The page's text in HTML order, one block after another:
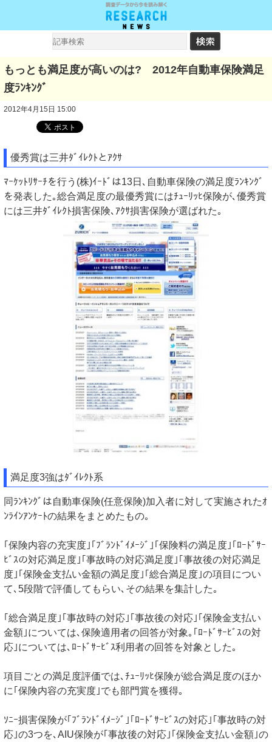
もっとも満足度が高いのは? 2012年自動車保険満足
度ﾗﾝｷﾝｸﾞ
2012年4月15日 15:00
優秀賞は三井ﾀﾞｲﾚｸﾄとｱｸｻ
ﾏｰｹｯﾄﾘｻｰﾁを行う(株)ｲｰﾄﾞは13日､自動車保険の満足度ﾗﾝｷﾝｸﾞ
を発表した｡総合満足度の最優秀賞にはﾁｭｰﾘｯﾋ保険が､優秀賞
には三井ﾀﾞｲﾚｸﾄ損害保険､ｱｸｻ損害保険が選ばれた｡
満足度3強はﾀﾞｲﾚｸﾄ系
同ﾗﾝｷﾝｸﾞは自動車保険(任意保険)加入者に対して実施されたｵ
ﾝﾗｲﾝｱﾝｹｰﾄの結果をまとめたもの｡
｢保険内容の充実度｣｢ﾌﾞﾗﾝﾄﾞｲﾒｰｼﾞ｣｢保険料の満足度｣｢ﾛｰﾄﾞｻｰ
ﾋﾞｽの対応満足度｣｢事故時の対応満足度｣｢事故後の対応満足
度｣｢保険金支払い金額の満足度｣｢総合満足度｣の項目につい
て､5段階で評価してもらい､その結果を集計した｡
｢総合満足度｣｢事故時の対応｣｢事故後の対応｣｢保険金支払い
金額｣については､保険適用者の回答が対象｡｢ﾛｰﾄﾞｻｰﾋﾞｽの対
応｣については､ﾛｰﾄﾞｻｰﾋﾞｽ利用者の回答を対象とした｡
項目ごとの満足度評価では､ﾁｭｰﾘｯﾋ保険が総合満足度のほか
に｢保険内容の充実度｣でも部門賞を獲得｡
ｿﾆｰ損害保険が｢ﾌﾞﾗﾝﾄﾞｲﾒｰｼﾞ｣｢ﾛｰﾄﾞｻｰﾋﾞｽの対応｣｢事故時の対
応｣の3つを､AIU保険が｢事故後の対応｣｢保険金支払い金額｣の